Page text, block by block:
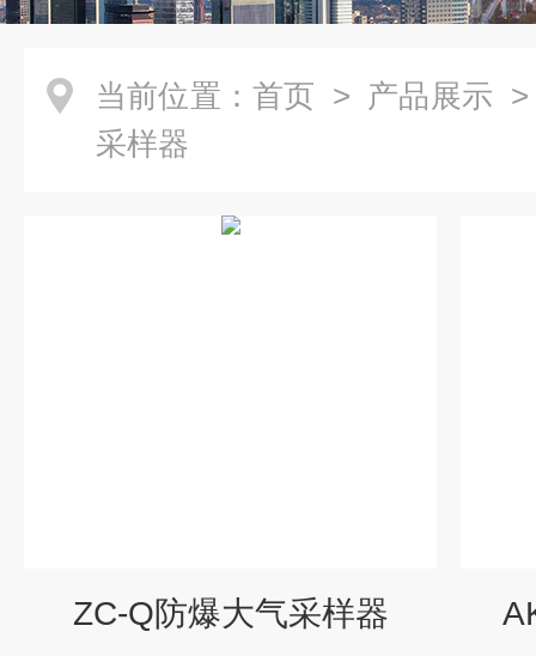
当前位置： 首页 > 产品展示
采样器
ZC-Q防爆大气采样器